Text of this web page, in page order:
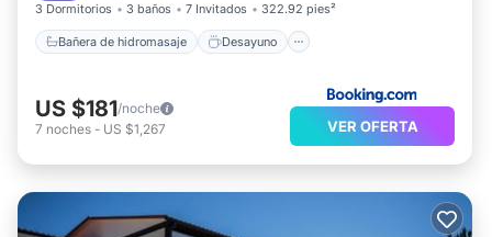
3 Dormitorios 3 baños 7 Invitados 322.92 pies²
Bañera de hidromasaje Desayuno
US $181/noche
7 noches - US $1,267 VER OFERTA